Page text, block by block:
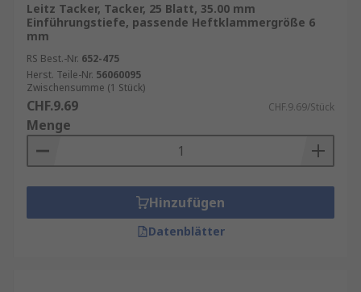
Leitz Tacker, Tacker, 25 Blatt, 35.00 mm
Einführungstiefe, passende Heftklammergröße 6
mm
RS Best.-Nr. 652-475
Herst. Teile-Nr. 56060095
Zwischensumme (1 Stück)
CHF.9.69 CHF.9.69/Stück
Menge
Hinzufügen
Datenblätter